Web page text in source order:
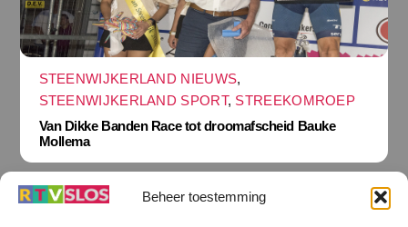
Beheer toestemming
STEENWIJKERLAND NIEUWS,
STEENWIJKERLAND SPORT, STREEKOMROEP
Van Dikke Banden Race tot droomafscheid Bauke
Mollema